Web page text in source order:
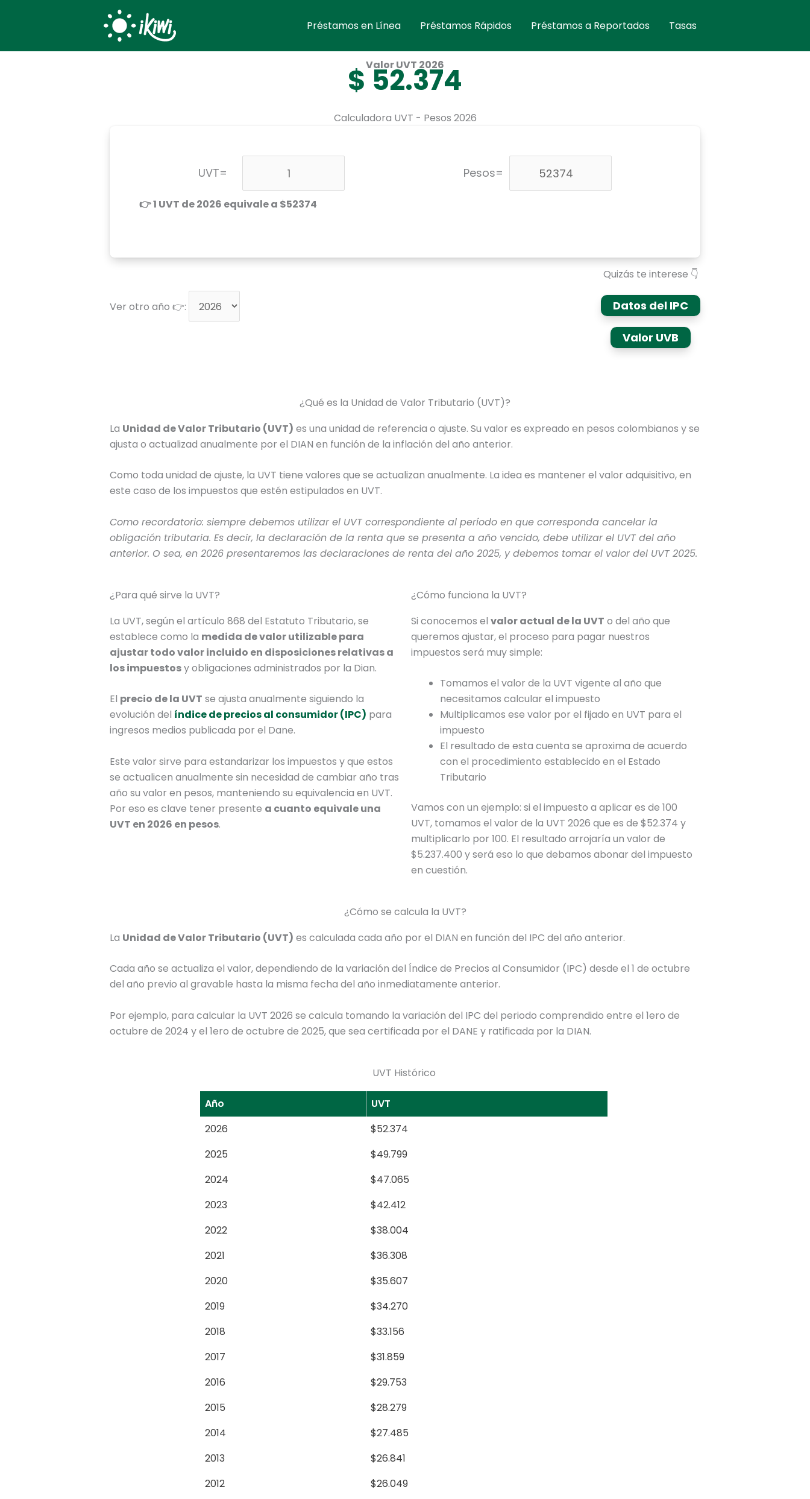
Préstamos en Línea Préstamos Rápidos Préstamos a Reportados Tasas
Valor UVT 2026
$52.374
Calculadora UVT - Pesos 2026
UVT= Pesos=
👉 1 UVT de 2026 equivale a $52374
Ver otro año 👉:
Quizás te interese 👇
Datos del IPC
Valor UVB
¿Qué es la Unidad de Valor Tributario (UVT)?
La Unidad de Valor Tributario (UVT) es una unidad de referencia o ajuste. Su valor es expreado en pesos colombianos y se
ajusta o actualizad anualmente por el DIAN en función de la inflación del año anterior.
Como toda unidad de ajuste, la UVT tiene valores que se actualizan anualmente. La idea es mantener el valor adquisitivo, en
este caso de los impuestos que estén estipulados en UVT.
Como recordatorio: siempre debemos utilizar el UVT correspondiente al período en que corresponda cancelar la
obligación tributaria. Es decir, la declaración de la renta que se presenta a año vencido, debe utilizar el UVT del año
anterior. O sea, en 2026 presentaremos las declaraciones de renta del año 2025, y debemos tomar el valor del UVT 2025.
¿Para qué sirve la UVT?
La UVT, según el artículo 868 del Estatuto Tributario, se
establece como la medida de valor utilizable para
ajustar todo valor incluido en disposiciones relativas a
los impuestosy obligaciones administrados por la Dian.
El precio de la UVT se ajusta anualmente siguiendo la
evolución del índice de precios al consumidor (IPC) para
ingresos medios publicada por el Dane.
Este valor sirve para estandarizar los impuestos y que estos
se actualicen anualmente sin necesidad de cambiar año tras
año su valor en pesos, manteniendo su equivalencia en UVT.
Por eso es clave tener presente a cuanto equivale una
UVT en 2026 en pesos.
¿Cómo funciona la UVT?
Si conocemos el valor actual de la UVT o del año que
queremos ajustar, el proceso para pagar nuestros
impuestos será muy simple:
Tomamos el valor de la UVT vigente al año que
necesitamos calcular el impuesto
Multiplicamos ese valor por el fijado en UVT para el
impuesto
El resultado de esta cuenta se aproxima de acuerdo
con el procedimiento establecido en el Estado
Tributario
Vamos con un ejemplo: si el impuesto a aplicar es de 100
UVT, tomamos el valor de la UVT 2026 que es de $52.374 y
multiplicarlo por 100. El resultado arrojaría un valor de
$5.237.400 y será eso lo que debamos abonar del impuesto
en cuestión.
¿Cómo se calcula la UVT?
La Unidad de Valor Tributario (UVT) es calculada cada año por el DIAN en función del IPC del año anterior.
Cada año se actualiza el valor, dependiendo de la variación del Índice de Precios al Consumidor (IPC) desde el 1 de octubre
del año previo al gravable hasta la misma fecha del año inmediatamente anterior.
Por ejemplo, para calcular la UVT 2026 se calcula tomando la variación del IPC del periodo comprendido entre el 1ero de
octubre de 2024 y el 1ero de octubre de 2025, que sea certificada por el DANE y ratificada por la DIAN.
UVT Histórico
Año
UVT
2026
$52.374
2025
$49.799
2024
$47.065
2023
$42.412
2022
$38.004
2021
$36.308
2020
$35.607
2019
$34.270
2018
$33.156
2017
$31.859
2016
$29.753
2015
$28.279
2014
$27.485
2013
$26.841
2012
$26.049